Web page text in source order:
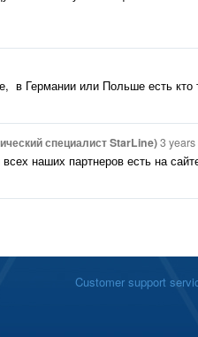
в Германии или Польше есть кто
специалист StarLine)3
наших партнеров есть на
Customer support